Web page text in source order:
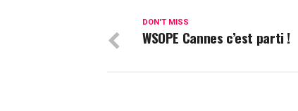
DON'T MISS
WSOPE Cannes c’est parti !